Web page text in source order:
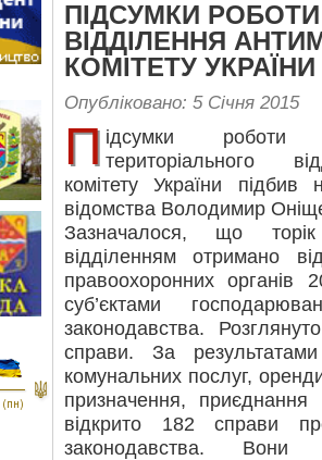
ПІДСУМКИ
ВІДДІЛЕННЯ
КОМІТЕТУ УКРАЇНИ
Опубліковано: 5 Січня 2015
П ідсумки роботи
територіального
комітету України підбив
відомства Володимир
Зазначалося, що торік
відділенням отримано
правоохоронних
суб’єктами
законодавства.
справи. За
комунальних послуг,
призначення,
відкрито 182 справи
законодавства. Вони